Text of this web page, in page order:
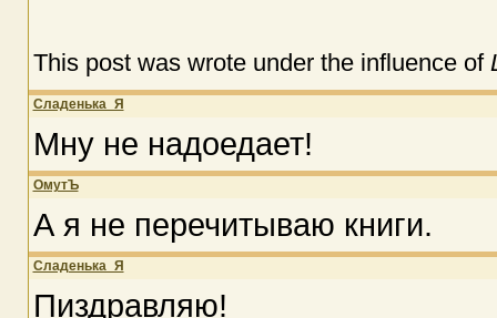
This post was wrote under the influence of
Сладенька_Я
Мну не надоедает!
ОмутЪ
А я не перечитываю книги.
Сладенька_Я
Пиздравляю!